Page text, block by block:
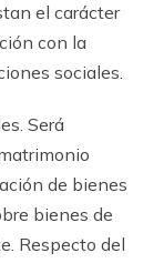
el carácter
con la
sociales.
Será
de bienes
bienes de
Respecto del